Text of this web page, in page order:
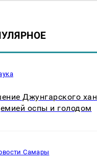
Джунгарского
оспы и голодом
Самары